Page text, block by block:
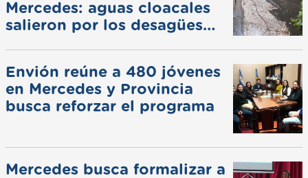
Mercedes: aguas cloacales
salieron por los desagües
Envión reúne a 480 jóvenes
en Mercedes y Provincia
busca reforzar el programa
Mercedes busca formalizar a